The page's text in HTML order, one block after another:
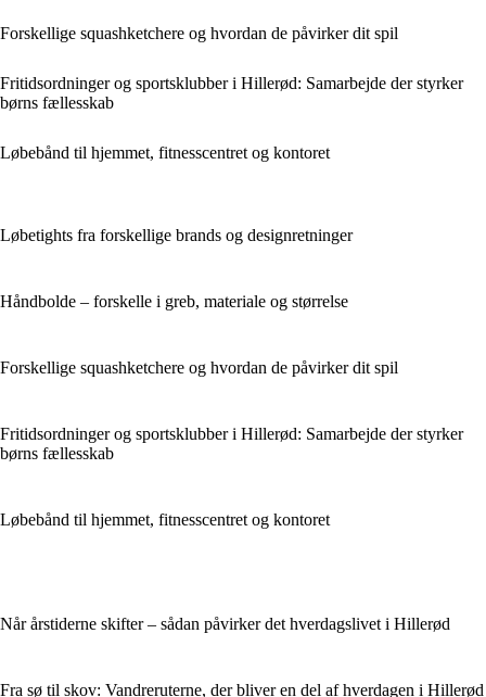
Forskellige squashketchere og hvordan de påvirker dit spil
Fritidsordninger og sportsklubber i Hillerød: Samarbejde der styrker
børns fællesskab
Løbebånd til hjemmet, fitnesscentret og kontoret
Løbetights fra forskellige brands og designretninger
Håndbolde – forskelle i greb, materiale og størrelse
Forskellige squashketchere og hvordan de påvirker dit spil
Fritidsordninger og sportsklubber i Hillerød: Samarbejde der styrker
børns fællesskab
Løbebånd til hjemmet, fitnesscentret og kontoret
Når årstiderne skifter – sådan påvirker det hverdagslivet i Hillerød
Fra sø til skov: Vandreruterne, der bliver en del af hverdagen i Hillerød